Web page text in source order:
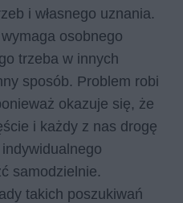
i własnego uznania.
osobnego
trzeba w innych
sposób. Problem robi
okazuje się, że
i każdy z nas drogę
samodzielnie.
takich poszukiwań